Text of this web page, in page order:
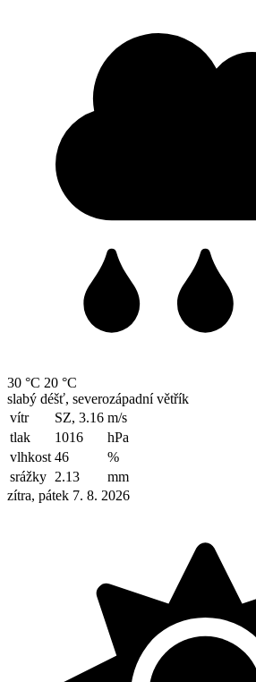
30 °C 20 °C
slabý déšť, severozápadní větřík
vítr
SZ, 3.16 m/s
tlak
1016
hPa
vlhkost 46
%
srážky 2.13
mm
zítra, pátek 7. 8. 2026